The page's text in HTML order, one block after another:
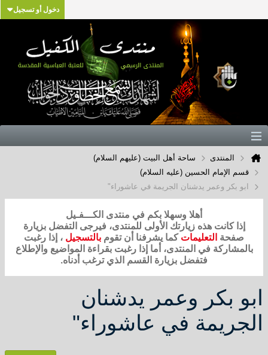
دخول أو تسجيل
المنتدى
ساحة أهل البيت (عليهم السلام)
قسم الإمام الحسين (عليه السلام)
ابو بكر وعمر يدشنان الجريمة في عاشوراء"
أهلا وسهلا بكم في منتدى الكـــفـيل
إذا كانت هذه زيارتك الأولى للمنتدى، فيرجى التفضل بزيارة
صفحة التعليمات كما يشرفنا أن تقوم بالتسجيل ، إذا رغبت
بالمشاركة في المنتدى، أما إذا رغبت بقراءة المواضيع والإطلاع
فتفضل بزيارة القسم الذي ترغب أدناه.
ابو بكر وعمر يدشنان
الجريمة في عاشوراء"